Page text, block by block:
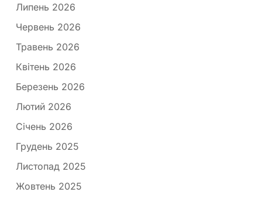
Липень 2026
Червень 2026
Травень 2026
Квітень 2026
Березень 2026
Лютий 2026
Січень 2026
Грудень 2025
Листопад 2025
Жовтень 2025